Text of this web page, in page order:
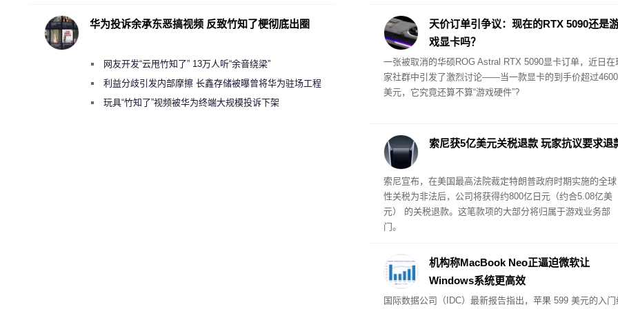
天价订单引争议：现在的RTX 5090还是
戏显卡吗？
一张被取消的华硕ROG Astral RTX 5090显卡订单，近日在
家社群中引发了激烈讨论——当一款显卡的到手价超过4600
美元，它究竟还算不算“游戏硬件”?
索尼获5亿美元关税退款 玩家抗议要求退
索尼宣布，在美国最高法院裁定特朗普政府时期实施的全球
性关税为非法后，公司将获得约800亿日元（约合5.08亿美
元） 的关税退款。这笔款项的大部分将归属于游戏业务部
门。
机构称MacBook Neo正逼迫微软让
Windows系统更高效
国际数据公司（IDC）最新报告指出，苹果 599 美元的入门
华为投诉余承东恶搞视频 反致竹知了梗彻底出圈
网友开发“云甩竹知了” 13万人听“余音绕梁”
利益分歧引发内部摩擦 长鑫存储被曝曾将华为驻场工程
师驱逐出研发基地
玩具“竹知了”视频被华为终端大规模投诉下架